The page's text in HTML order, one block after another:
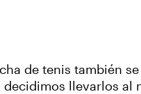
de tenis también
llevarlos al